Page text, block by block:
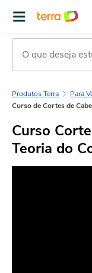
Produtos Terra Para
Curso de Cortes de
Curso
Teoria do